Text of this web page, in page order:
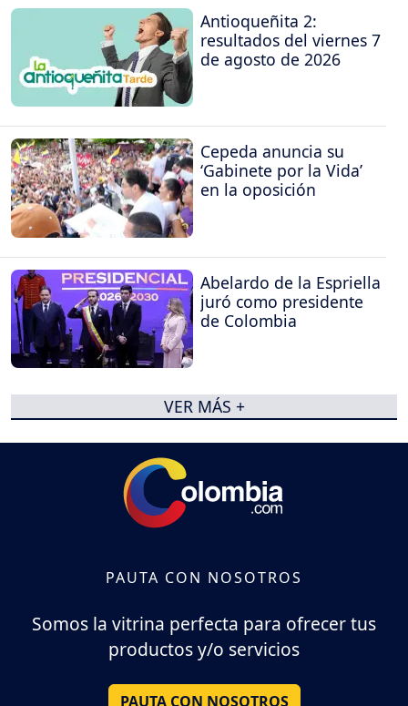
Antioqueñita 2:
resultados del viernes 7
de agosto de 2026
Cepeda anuncia su
‘Gabinete por la Vida’
en la oposición
Abelardo de la Espriella
juró como presidente
de Colombia
VER MÁS +
PAUTA CON NOSOTROS
Somos la vitrina perfecta para ofrecer tus
productos y/o servicios
PAUTA CON NOSOTROS